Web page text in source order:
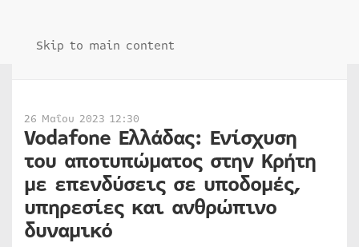
Skip to main content
26 Μαΐου 2023 12:30
Vodafone Ελλάδας: Ενίσχυση
του αποτυπώματος στην Κρήτη
με επενδύσεις σε υποδομές,
υπηρεσίες και ανθρώπινο
δυναμικό